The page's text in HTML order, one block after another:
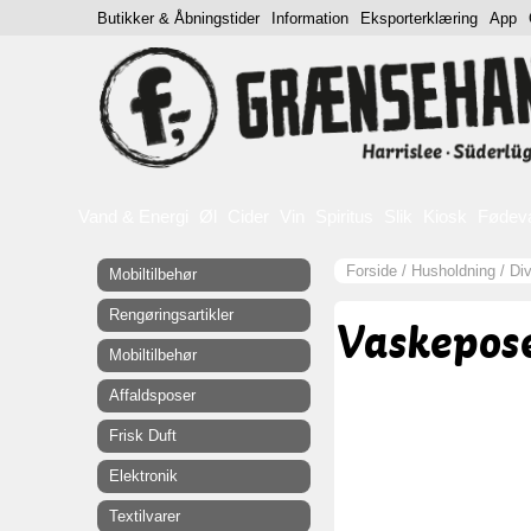
Forside / Husholdning /
Mobiltilbehør
Rengøringsartikler
Mobiltilbehør
Affaldsposer
Frisk Duft
Elektronik
Textilvarer
Butikker & Åbningstider Information Eksporterklæring App